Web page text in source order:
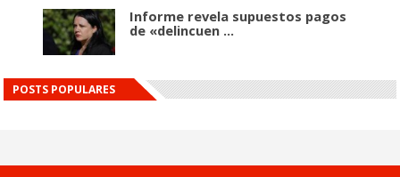
Informe revela supuestos pagos
de «delincuen ...
POSTS POPULARES